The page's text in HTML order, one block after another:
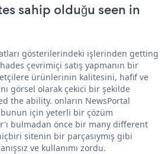
sahip olduğu seen in
gösterilerindeki işlerinden getting
çevrimiçi satış yapmanın bir
ürünlerinin kalitesini, hafif ve
görsel olarak çekici bir şekilde
the ability. onların NewsPortal
için yeterli bir çözüm
bulmadan önce bir many different
sitenin bir parçasıymış gibi
ve kullanımı zordu.